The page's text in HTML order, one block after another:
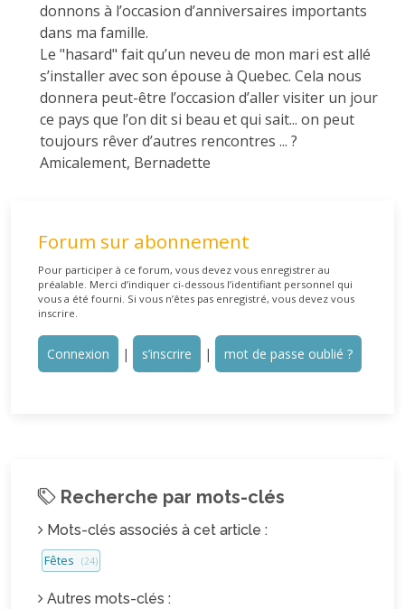
donnons à l’occasion d’anniversaires importants
dans ma famille.
Le "hasard" fait qu’un neveu de mon mari est allé
s’installer avec son épouse à Quebec. Cela nous
donnera peut-être l’occasion d’aller visiter un jour
ce pays que l’on dit si beau et qui sait... on peut
toujours rêver d’autres rencontres ... ?
Amicalement, Bernadette
Forum sur abonnement
Pour participer à ce forum, vous devez vous enregistrer au
préalable. Merci d’indiquer ci-dessous l’identifiant personnel qui
vous a été fourni. Si vous n’êtes pas enregistré, vous devez vous
inscrire.
Connexion | s’inscrire | mot de passe oublié ?
Recherche par mots-clés
Mots-clés associés à cet article :
Fêtes (24)
Autres mots-clés :